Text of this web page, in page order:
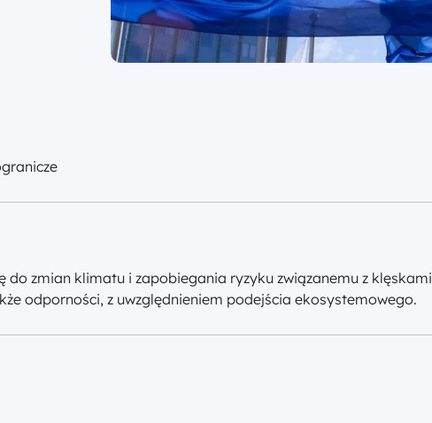
do zmian klimatu i zapobiegania ryzyku związanemu z klęskami
odporności, z uwzględnieniem podejścia ekosystemowego.